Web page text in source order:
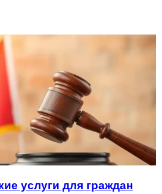
услуги для граждан